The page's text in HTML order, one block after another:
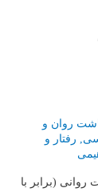
روان و
رفتار و
(برابر با